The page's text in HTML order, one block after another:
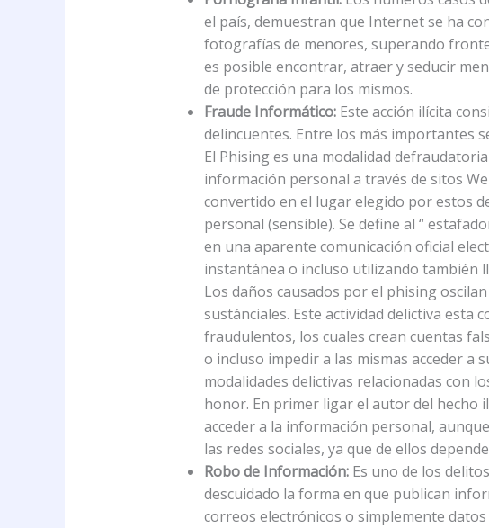
el país, demuestran que Internet se ha
fotografías de menores, superando
es posible encontrar, atraer y seducir
de protección para los mismos.
Fraude Informático:Este acción ilícita
delincuentes. Entre los más importantes
El Phising es una modalidad
información personal a través de sitos
convertido en el lugar elegido por estos
personal (sensible). Se define al “
en una aparente comunicación oficial
instantánea o incluso utilizando también
Los daños causados por el phising
sustánciales. Este actividad delictiva esta
fraudulentos, los cuales crean cuentas
o incluso impedir a las mismas acceder a
modalidades delictivas relacionadas con
honor. En primer ligar el autor del hecho
acceder a la información personal,
las redes sociales, ya que de ellos
Robo de Información:Es uno de los
descuidado la forma en que publican
correos electrónicos o simplemente